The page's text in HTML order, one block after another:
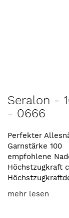
Anfang
der
springen
Seralon -
- 0666
Perfekter
Garnstärke 100
empfohlene
Höchstzugkraft
mehr lesen